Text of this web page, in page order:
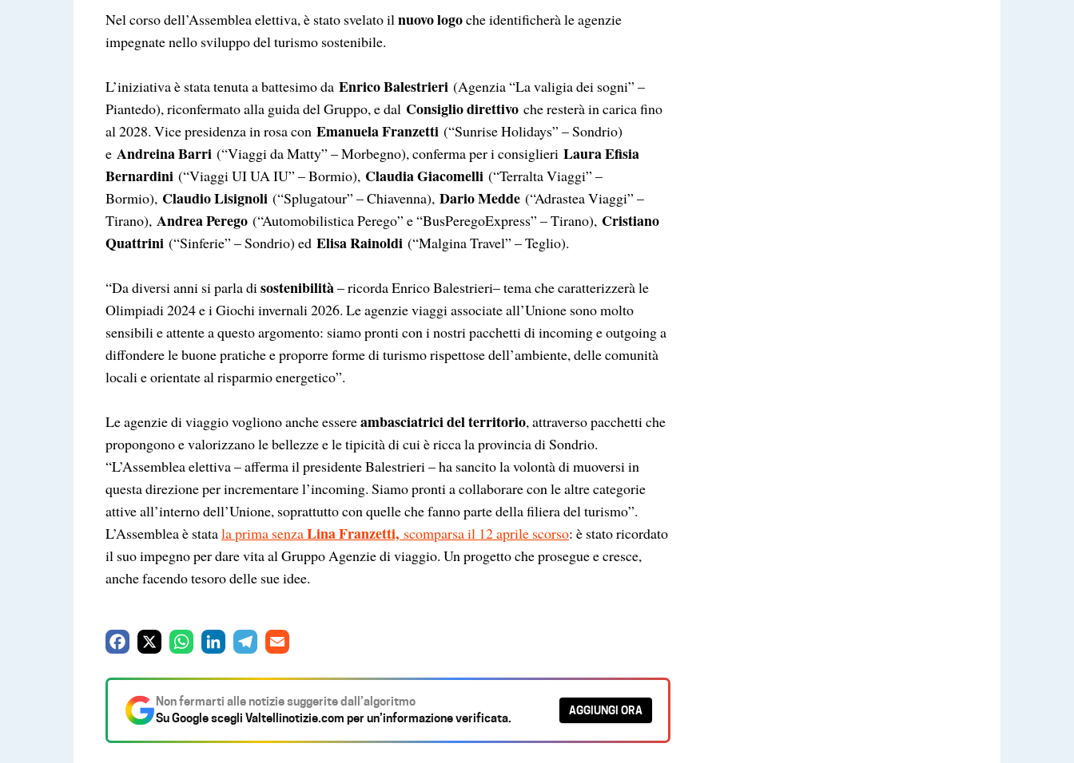
Nel corso dell’Assemblea elettiva, è stato svelato ilnuovo logoche identificherà le agenzie
impegnate nello sviluppo del turismo sostenibile.
L’iniziativa è stata tenuta a battesimo da Enrico Balestrieri (Agenzia “La valigia dei sogni” –
Piantedo), riconfermato alla guida del Gruppo, e dal Consiglio direttivo che resterà in carica fino
al 2028. Vice presidenza in rosa con Emanuela Franzetti (“Sunrise Holidays” – Sondrio)
e Andreina Barri (“Viaggi da Matty” – Morbegno), conferma per i consiglieri Laura Efisia
Bernardini (“Viaggi UI UA IU” – Bormio), Claudia Giacomelli (“Terralta Viaggi” –
Bormio), Claudio Lisignoli (“Splugatour” – Chiavenna), Dario Medde (“Adrastea Viaggi” –
Tirano), Andrea Perego (“Automobilistica Perego” e “BusPeregoExpress” – Tirano), Cristiano
Quattrini (“Sinferie” – Sondrio) ed Elisa Rainoldi (“Malgina Travel” – Teglio).
“Da diversi anni si parla disostenibilità– ricorda Enrico Balestrieri– tema che caratterizzerà le
Olimpiadi 2024 e i Giochi invernali 2026. Le agenzie viaggi associate all’Unione sono molto
sensibili e attente a questo argomento: siamo pronti con i nostri pacchetti di incoming e outgoing a
diffondere le buone pratiche e proporre forme di turismo rispettose dell’ambiente, delle comunità
locali e orientate al risparmio energetico”.
Le agenzie di viaggio vogliono anche essereambasciatrici del territorio, attraverso pacchetti che
propongono e valorizzano le bellezze e le tipicità di cui è ricca la provincia di Sondrio.
“L’Assemblea elettiva – afferma il presidente Balestrieri – ha sancito la volontà di muoversi in
questa direzione per incrementare l’incoming. Siamo pronti a collaborare con le altre categorie
attive all’interno dell’Unione, soprattutto con quelle che fanno parte della filiera del turismo”.
L’Assemblea è statala prima senzaLina Franzetti, scomparsa il 12 aprile scorso: è stato ricordato
il suo impegno per dare vita al Gruppo Agenzie di viaggio. Un progetto che prosegue e cresce,
anche facendo tesoro delle sue idee.
e
b
t
s
k
e
e
g
i
l
Non fermarti alle notizie suggerite dall’algoritmo
Su Google scegli Valtellinotizie.com per un’informazione verificata.
AGGIUNGI ORA